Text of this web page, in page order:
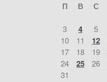
П В С
3 4 5
10
11 12
17
18 19
24
25 26
31